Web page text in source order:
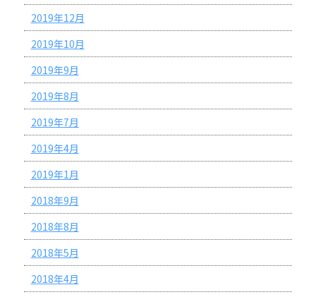
2019年12月
2019年10月
2019年9月
2019年8月
2019年7月
2019年4月
2019年1月
2018年9月
2018年8月
2018年5月
2018年4月